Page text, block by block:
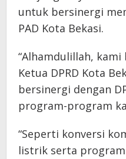
untuk bersinergi
PAD Kota Bekasi.
“Alhamdulillah,
Ketua DPRD Kota
bersinergi dengan
program-program
“Seperti konversi
listrik serta